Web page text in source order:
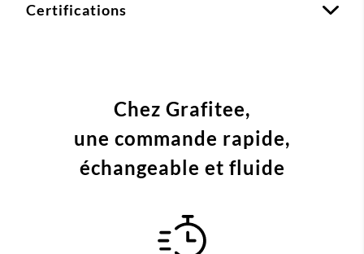
Certifications
Chez Grafitee,
une commande rapide,
échangeable et fluide